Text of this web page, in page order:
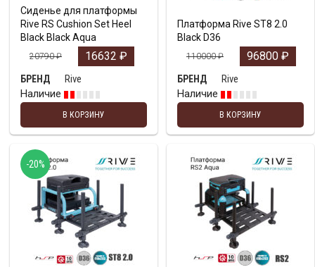
Сиденье для платформы
Rive RS Cushion Set Heel
Black Black Aqua
20790₽ 16632 ₽
БРЕНД
Rive
Наличие
В КОРЗИНУ
Платформа Rive ST8 2.0
Black D36
110000₽ 96800 ₽
БРЕНД
Rive
Наличие
В КОРЗИНУ
-20%